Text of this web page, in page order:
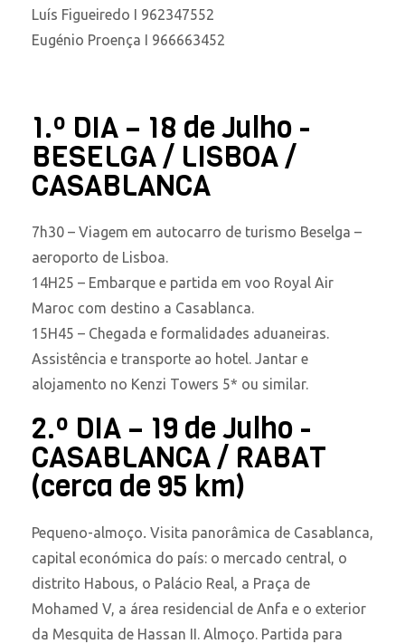
Luís Figueiredo I 962347552
Eugénio Proença I 966663452
1.º DIA – 18 de Julho -
BESELGA / LISBOA /
CASABLANCA
7h30 – Viagem em autocarro de turismo Beselga –
aeroporto de Lisboa.
14H25 – Embarque e partida em voo Royal Air
Maroc com destino a Casablanca.
15H45 – Chegada e formalidades aduaneiras.
Assistência e transporte ao hotel. Jantar e
alojamento no Kenzi Towers 5* ou similar.
2.º DIA – 19 de Julho -
CASABLANCA / RABAT
(cerca de 95 km)
Pequeno-almoço. Visita panorâmica de Casablanca,
capital económica do país: o mercado central, o
distrito Habous, o Palácio Real, a Praça de
Mohamed V, a área residencial de Anfa e o exterior
da Mesquita de Hassan II. Almoço. Partida para